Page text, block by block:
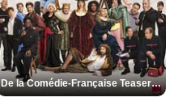
De la Comédie-Française Teaser VF